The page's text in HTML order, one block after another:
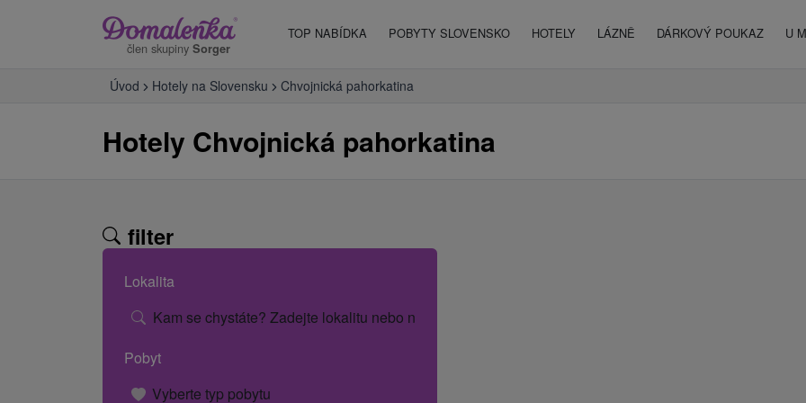
člen skupiny Sorger
TOP NABÍDKA POBYTY SLOVENSKO HOTELY LÁZNĚ DÁRKOVÝ POUKAZ U
Úvod Hotely na Slovensku Chvojnická pahorkatina
Hotely Chvojnická pahorkatina
filter
Lokalita
Kam se chystáte? Zadejte lokalitu nebo název hotelu.
Pobyt
Vyberte typ pobytu